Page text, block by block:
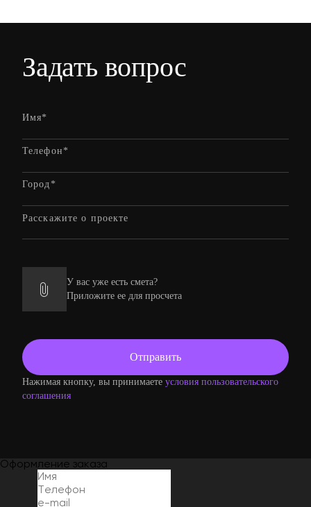
Задать вопрос
У вас уже есть смета?
Приложите ее для просчета
Нажимая кнопку, вы принимаете условия пользовательского
соглашения
Оформление заказа